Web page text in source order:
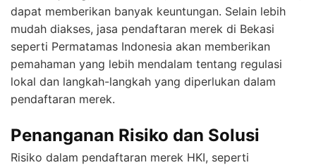
dapat memberikan banyak keuntungan. Selain lebih
mudah diakses, jasa pendaftaran merek di Bekasi
seperti Permatamas Indonesia akan memberikan
pemahaman yang lebih mendalam tentang regulasi
lokal dan langkah-langkah yang diperlukan dalam
pendaftaran merek.
Penanganan Risiko dan Solusi
Risiko dalam pendaftaran merek HKI, seperti